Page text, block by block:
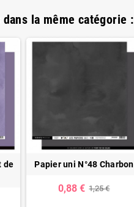
la même catégorie :
de
Papier uni N°48 Charbon
0,88 € 1,25 €